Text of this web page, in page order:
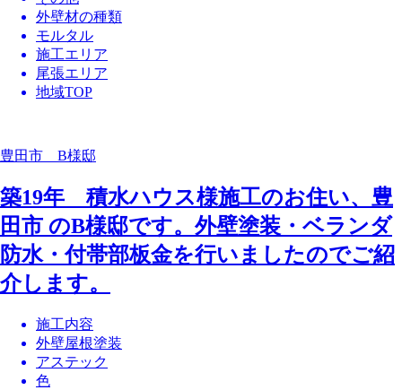
外壁材の種類
モルタル
施工エリア
尾張エリア
地域TOP
豊田市 B様邸
築19年 積水ハウス様施工のお住い、豊
田市 のB様邸です。外壁塗装・ベランダ
防水・付帯部板金を行いましたのでご紹
介します。
施工内容
外壁屋根塗装
アステック
色